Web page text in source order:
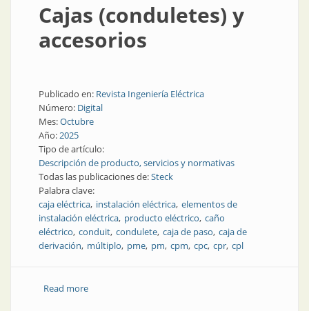
Cajas (conduletes) y
accesorios
Publicado en: Revista Ingeniería Eléctrica
Número: Digital
Mes:Octubre
Año:2025
Tipo de artículo:
Descripción de producto, servicios y normativas
Todas las publicaciones de:Steck
Palabra clave:
caja eléctrica instalación eléctrica elementos de
instalación eléctrica producto eléctrico caño
eléctrico conduit condulete caja de paso caja de
derivación múltiplo pme pm cpm cpc cpr cpl
Read moreabout Cajas (conduletes) y accesorios